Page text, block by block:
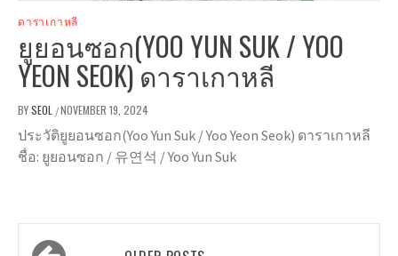
ดาราเกาหลี
ยูยอนซอก(YOO YUN SUK / YOO
YEON SEOK) ดาราเกาหลี
BYSEOL /NOVEMBER 19, 2024
ประวัติยูยอนซอก(Yoo Yun Suk / Yoo Yeon Seok) ดาราเกาหลี
ชื่อ: ยูยอนซอก / 유연석 / Yoo Yun Suk
Posts